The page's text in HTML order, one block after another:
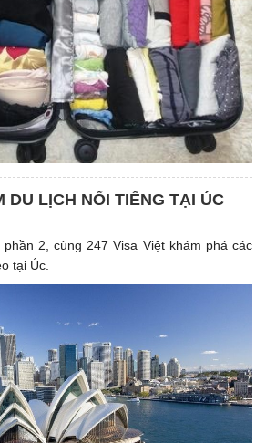
DU LỊCH NỔI TIẾNG TẠI ÚC
2, cùng 247 Visa Việt khám phá các
tại Úc.